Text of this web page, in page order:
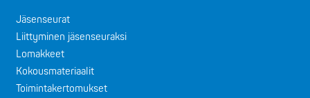
Jäsenseurat
Liittyminen jäsenseuraksi
Lomakkeet
Kokousmateriaalit
Toimintakertomukset